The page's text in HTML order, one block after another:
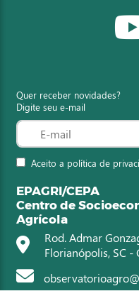
Quer receber novidades?
Digite seu e-mail
Aceito a política de
EPAGRI/CEPA
Centro de
Agrícola
Rod. Admar
Florianópolis, SC -